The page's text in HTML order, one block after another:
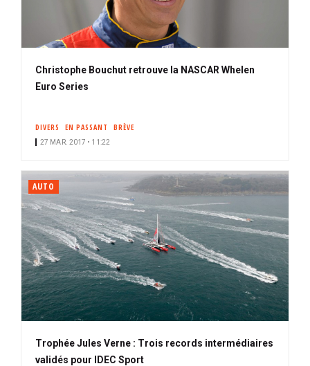
Christophe Bouchut retrouve la NASCAR Whelen
Euro Series
DIVERS EN PASSANT BRÈVE
27 MAR. 2017 • 11:22
AUTO
Trophée Jules Verne : Trois records intermédiaires
validés pour IDEC Sport